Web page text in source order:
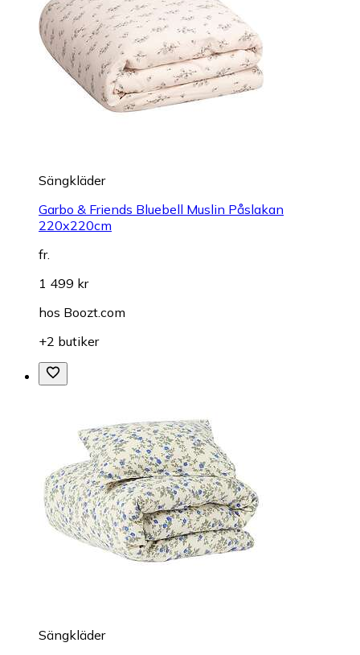
Sängkläder
Garbo & Friends Bluebell Muslin Påslakan
220x220cm
fr.
1 499 kr
hos Boozt.com
+2 butiker
Sängkläder